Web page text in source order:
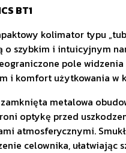
BT1
kolimator typu
o szybkim i intuicyjnym
pole widzenia
i komfort użytkowania w
zamknięta metalowa
optykę przed
atmosferycznymi.
celownika, ułatwiając